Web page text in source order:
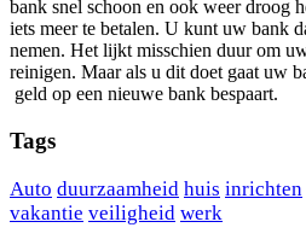
bank snel schoon en ook weer droog
iets meer te betalen. U kunt uw bank
nemen. Het lijkt misschien duur om
reinigen. Maar als u dit doet gaat uw
geld op een nieuwe bank bespaart.
Tags
Auto duurzaamheid huis inrichten
vakantie veiligheid werk